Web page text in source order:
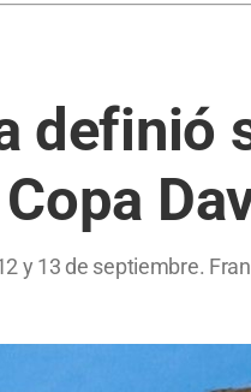
definió
y 13 de septiembre.